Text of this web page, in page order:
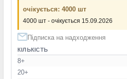
очікується: 4000 шт
4000 шт - очікується 15.09.2026
Підписка на надходження
КІЛЬКІСТЬ
8+
20+